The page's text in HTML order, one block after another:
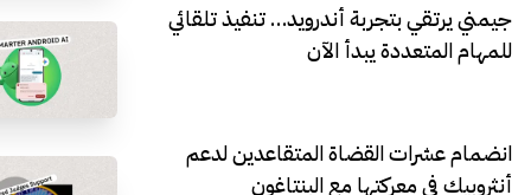
جيمني يرتقي بتجربة أندرويد… تنفيذ تلقائي
للمهام المتعددة يبدأ الآن
انضمام عشرات القضاة المتقاعدين لدعم
أنثروبيك في معركتها مع البنتاغون